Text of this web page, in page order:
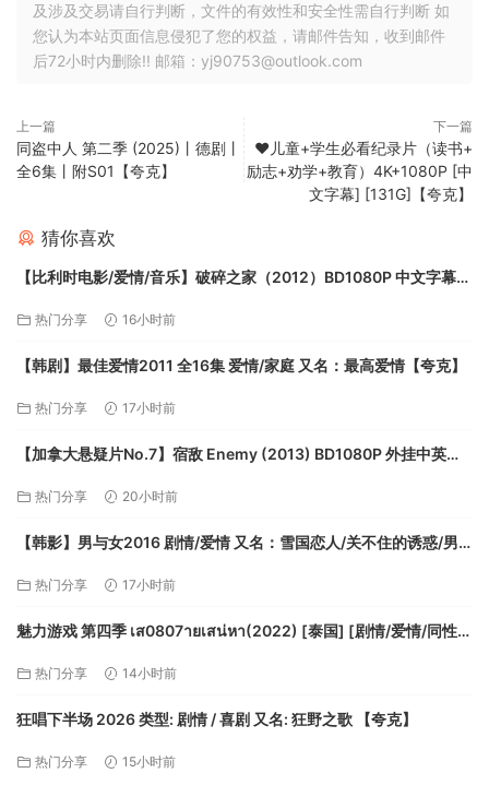
及涉及交易请自行判断，文件的有效性和安全性需自行判断 如
您认为本站页面信息侵犯了您的权益，请邮件告知，收到邮件
后72小时内删除!! 邮箱：yj90753@outlook.com
上一篇
同盗中人 第二季 (2025)丨德剧丨
全6集丨附S01【夸克】
下一篇
❤️儿⁢童⁢+学⁢生⁢必看纪⁢录⁢片⁢（⁢读⁢书⁢+⁢
励⁢志⁢+⁢劝⁢学⁢+⁢教⁢育⁢）4K+1080P [中
文字幕] [131G]【夸克】
猜你喜欢
【比利时电影/爱情/音乐】破碎之家（2012）BD1080P 中文字幕
热门分享 16小时前
【韩剧】最佳爱情2011 全16集 爱情/家庭 又名：最高爱情【夸克】
热门分享 17小时前
【加拿大悬疑片No.7】宿敌 Enemy (2013) BD1080P 外挂中英字
热门分享 20小时前
【韩影】男与女2016 剧情/爱情 又名：雪国恋人/关不住的诱惑/男
热门分享 17小时前
魅力游戏 第四季 เส0807ายเสน่หา(2022) [泰国] [剧情/爱情/同性]
热门分享 14小时前
狂唱下半场 2026 类型: 剧情 / 喜剧 又名: 狂野之歌 【夸克】
热门分享 15小时前